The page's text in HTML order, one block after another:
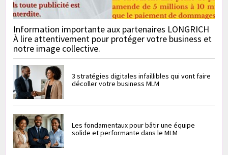
Information importante aux partenaires LONGRICH
À lire attentivement pour protéger votre business et
notre image collective.
3 stratégies digitales infaillibles qui vont faire
décoller votre business MLM
Les fondamentaux pour bâtir une équipe
solide et performante dans le MLM